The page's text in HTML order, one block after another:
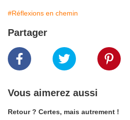
#Réflexions en chemin
Partager
Vous aimerez aussi
Retour ? Certes, mais autrement !